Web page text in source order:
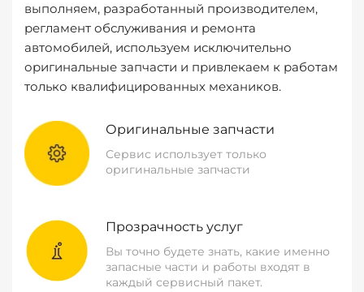
выполняем, разработанный производителем,
регламент обслуживания и ремонта
автомобилей, используем исключительно
оригинальные запчасти и привлекаем к работам
только квалифицированных механиков.
Оригинальные запчасти
Сервис использует только
оригинальные запчасти
Прозрачность услуг
Вы точно будете знать, какие именно
запасные части и работы входят в
каждый сервисный пакет.